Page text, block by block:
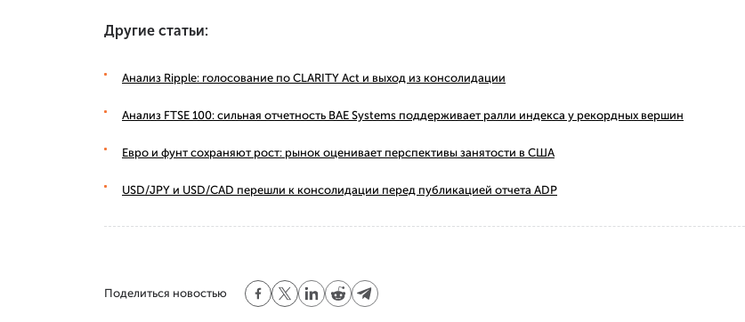
Другие статьи:
Анализ Ripple: голосование по CLARITY Act и выход из консолидации
Анализ FTSE 100: сильная отчетность BAE Systems поддерживает ралли индекса у рекордных вершин
Евро и фунт сохраняют рост: рынок оценивает перспективы занятости в США
USD/JPY и USD/CAD перешли к консолидации перед публикацией отчета ADP
Поделиться новостью